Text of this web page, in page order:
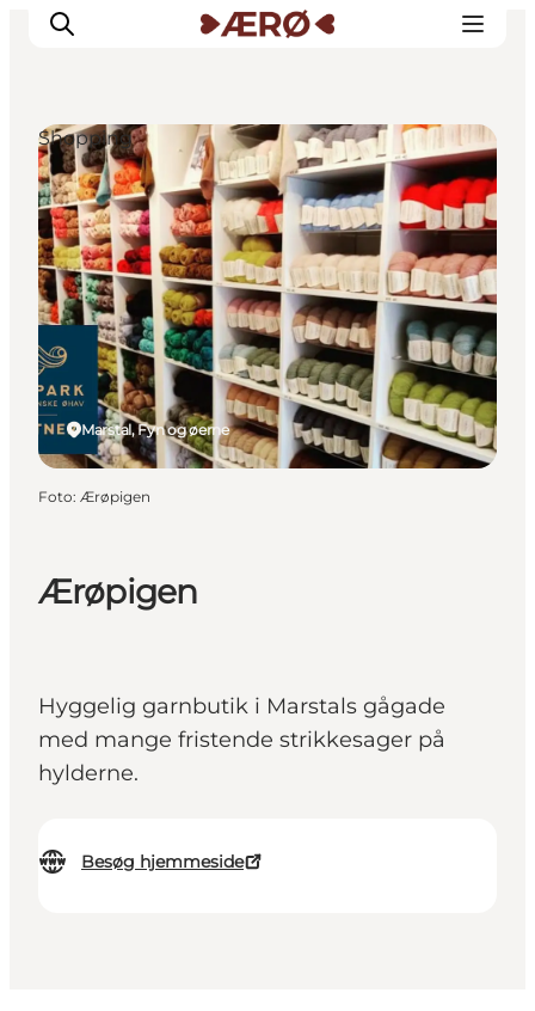
Overnatning
Spisesteder
Oplevelser
Events
Planlæg ferien
Ærøpigen
Hyggelig garnbutik i Marstals gågade
med mange fristende strikkesager på
hylderne.
Besøg hjemmeside
Marstal, Fyn og øerne
Shopping
Foto: Ærøpigen